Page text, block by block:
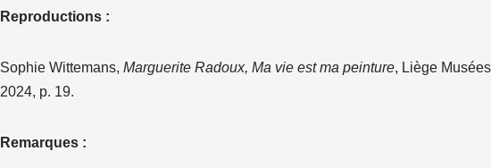
Reproductions :
Sophie Wittemans,Marguerite Radoux, Ma vie est ma peinture, Liège
2024, p. 19.
Remarques :